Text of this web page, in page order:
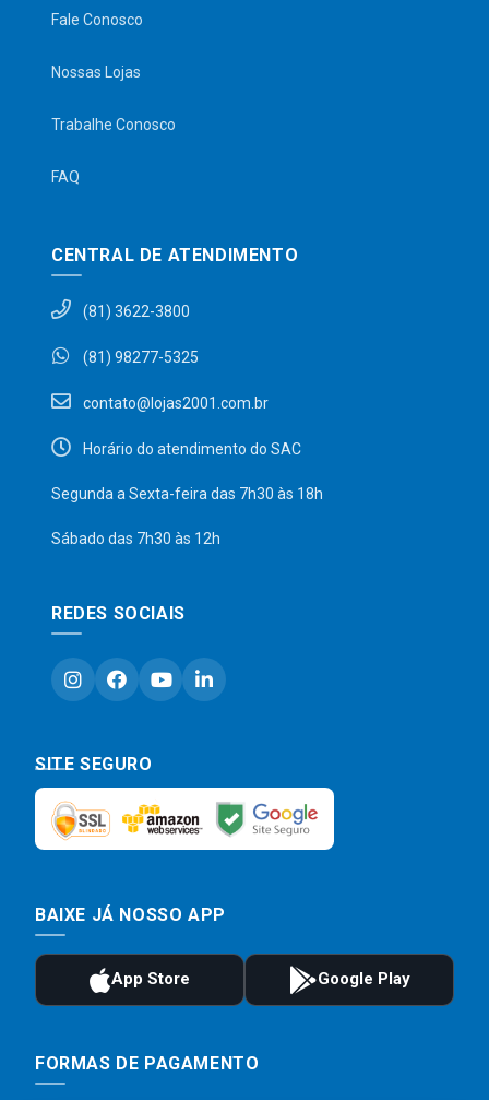
Fale Conosco
Nossas Lojas
Trabalhe Conosco
FAQ
CENTRAL DE ATENDIMENTO
(81) 3622-3800
(81) 98277-5325
contato@lojas2001.com.br
Horário do atendimento do SAC
Segunda a Sexta-feira das 7h30 às 18h
Sábado das 7h30 às 12h
REDES SOCIAIS
SITE SEGURO
BAIXE JÁ NOSSO APP
FORMAS DE PAGAMENTO